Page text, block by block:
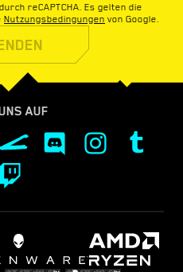
reCAPTCHA. Es gelten die
Nutzungsbedingungen von Google.
AUF